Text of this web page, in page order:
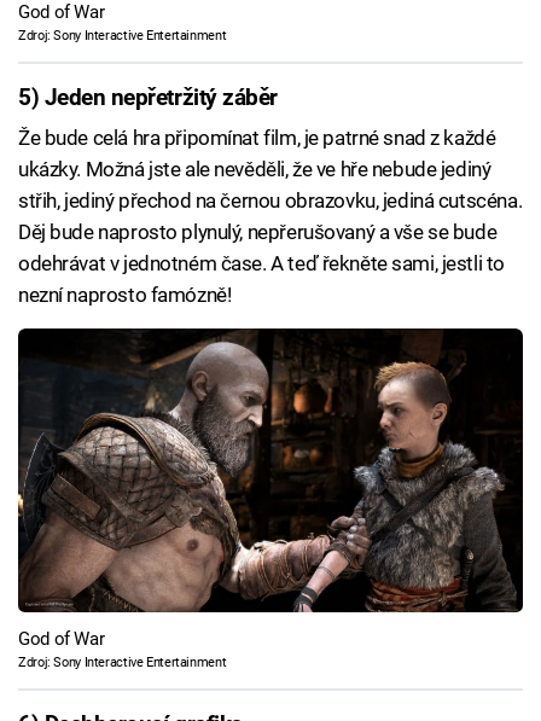
God of War
Zdroj: Sony Interactive Entertainment
5) Jeden nepřetržitý záběr
Že bude celá hra připomínat film, je patrné snad z každé
ukázky. Možná jste ale nevěděli, že ve hře nebude jediný
střih, jediný přechod na černou obrazovku, jediná cutscéna.
Děj bude naprosto plynulý, nepřerušovaný a vše se bude
odehrávat v jednotném čase. A teď řekněte sami, jestli to
nezní naprosto famózně!
God of War
Zdroj: Sony Interactive Entertainment